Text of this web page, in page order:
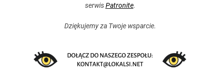
serwisPatronite.
Dziękujemy za Twoje wsparcie.